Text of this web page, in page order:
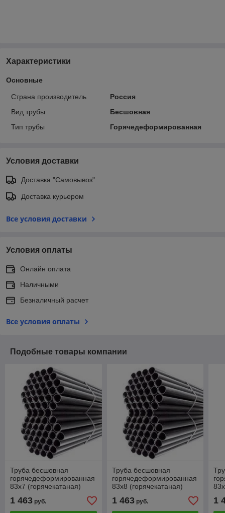
Характеристики
Основные
Страна производитель
Россия
Вид трубы
Бесшовная
Тип трубы
Горячедеформированная
Условия доставки
Доставка "Самовывоз"
Доставка курьером
Все условия доставки
Условия оплаты
Онлайн оплата
Наличными
Безналичный расчет
Все условия оплаты
Подобные товары компании
Труба бесшовная
горячедеформированная
83х7 (горячекатаная)
1 463 руб.
Труба бесшовная
горячедеформированная
83х8 (горячекатаная)
1 463руб. 1